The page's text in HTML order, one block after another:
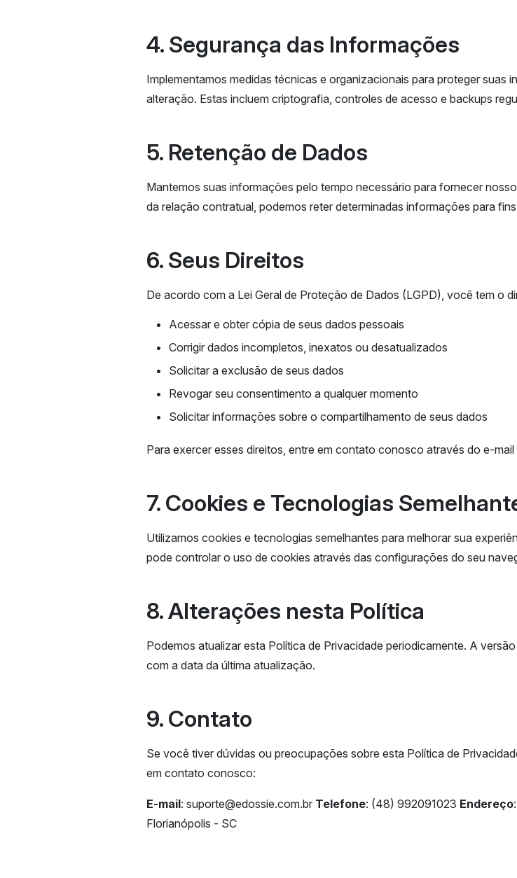
4. Segurança das Informações
Implementamos medidas técnicas e organizacionais para proteger
alteração. Estas incluem criptografia, controles de acesso e backups
5. Retenção de Dados
Mantemos suas informações pelo tempo necessário para fornecer
da relação contratual, podemos reter determinadas informações para
6. Seus Direitos
De acordo com a Lei Geral de Proteção de Dados (LGPD), você tem o
Acessar e obter cópia de seus dados pessoais
Corrigir dados incompletos, inexatos ou desatualizados
Solicitar a exclusão de seus dados
Revogar seu consentimento a qualquer momento
Solicitar informações sobre o compartilhamento de seus dados
Para exercer esses direitos, entre em contato conosco através do e-mail
7. Cookies e Tecnologias
Utilizamos cookies e tecnologias semelhantes para melhorar sua
pode controlar o uso de cookies através das configurações do seu
8. Alterações nesta Política
Podemos atualizar esta Política de Privacidade periodicamente. A
com a data da última atualização.
9. Contato
Se você tiver dúvidas ou preocupações sobre esta Política de
em contato conosco:
E-mail: suporte@edossie.com.br Telefone: (48) 992091023 Endereço
Florianópolis - SC